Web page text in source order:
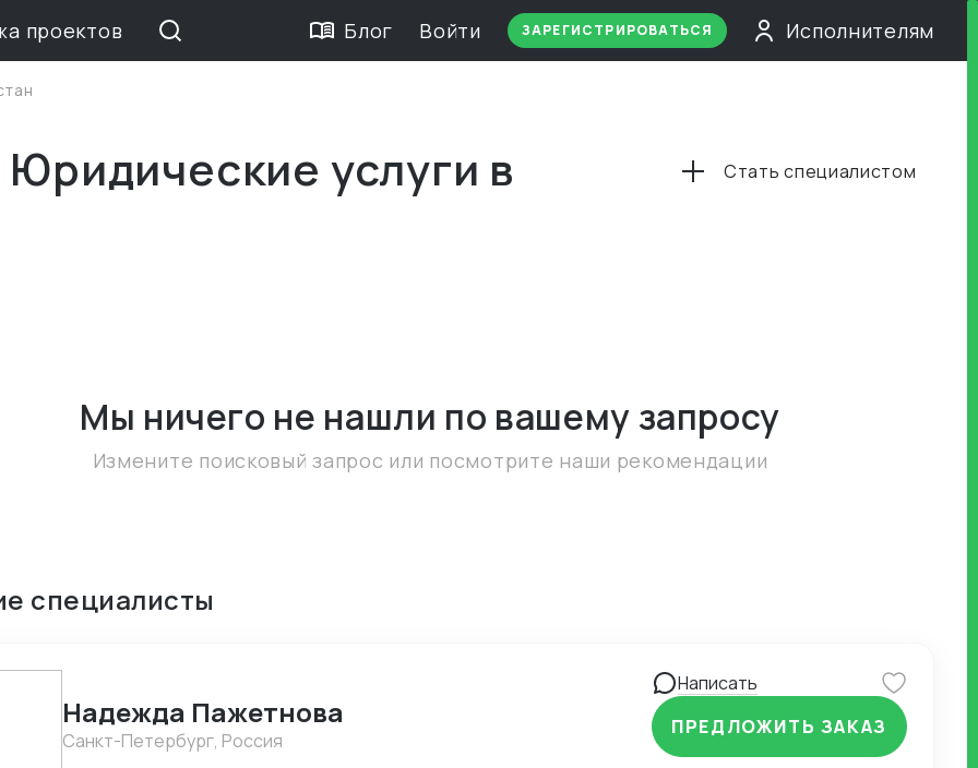
проектов Блог Войти ЗАРЕГИСТРИРОВАТЬСЯ Исполнителям
услуги в
Стать специалистом
Мы ничего не нашли по вашему запросу
Измените поисковый запрос или посмотрите наши рекомендации
специалисты
Надежда Пажетнова
Санкт-Петербург, Россия
Написать
ПРЕДЛОЖИТЬ ЗАКАЗ